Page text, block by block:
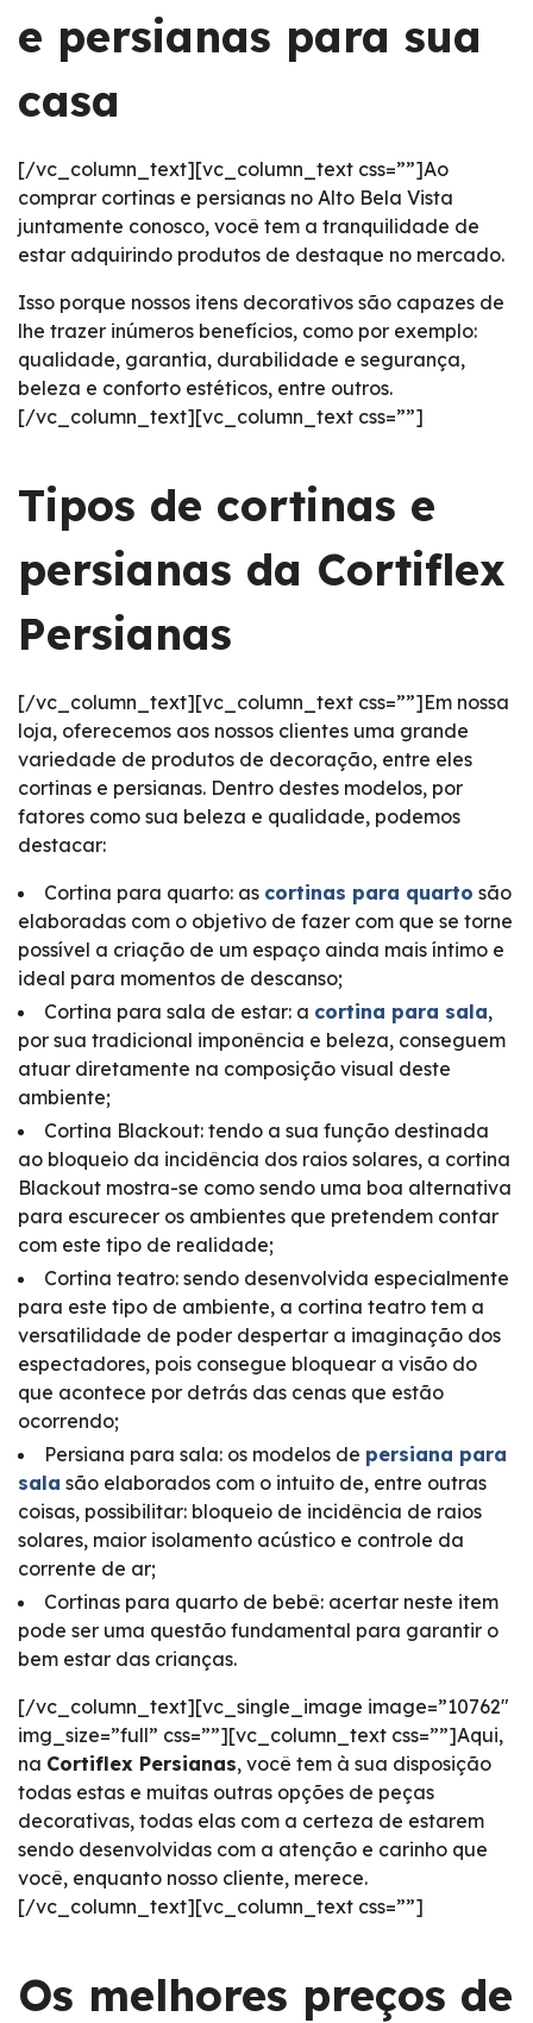
e persianas para sua
casa
[/vc_column_text][vc_column_text css=””]Ao
comprar cortinas e persianas no Alto Bela Vista
juntamente conosco, você tem a tranquilidade de
estar adquirindo produtos de destaque no mercado.
Isso porque nossos itens decorativos são capazes de
lhe trazer inúmeros benefícios, como por exemplo:
qualidade, garantia, durabilidade e segurança,
beleza e conforto estéticos, entre outros.
[/vc_column_text][vc_column_text css=””]
Tipos de cortinas e
persianas da Cortiflex
Persianas
[/vc_column_text][vc_column_text css=””]Em nossa
loja, oferecemos aos nossos clientes uma grande
variedade de produtos de decoração, entre eles
cortinas e persianas. Dentro destes modelos, por
fatores como sua beleza e qualidade, podemos
destacar:
Cortina para quarto: as cortinas para quarto são
elaboradas com o objetivo de fazer com que se torne
possível a criação de um espaço ainda mais íntimo e
ideal para momentos de descanso;
Cortina para sala de estar: a cortina para sala,
por sua tradicional imponência e beleza, conseguem
atuar diretamente na composição visual deste
ambiente;
Cortina Blackout: tendo a sua função destinada
ao bloqueio da incidência dos raios solares, a cortina
Blackout mostra-se como sendo uma boa alternativa
para escurecer os ambientes que pretendem contar
com este tipo de realidade;
Cortina teatro: sendo desenvolvida especialmente
para este tipo de ambiente, a cortina teatro tem a
versatilidade de poder despertar a imaginação dos
espectadores, pois consegue bloquear a visão do
que acontece por detrás das cenas que estão
ocorrendo;
Persiana para sala: os modelos de persiana para
sala são elaborados com o intuito de, entre outras
coisas, possibilitar: bloqueio de incidência de raios
solares, maior isolamento acústico e controle da
corrente de ar;
Cortinas para quarto de bebê: acertar neste item
pode ser uma questão fundamental para garantir o
bem estar das crianças.
[/vc_column_text][vc_single_image image=”10762″
img_size=”full” css=””][vc_column_text css=””]Aqui,
na Cortiflex Persianas, você tem à sua disposição
todas estas e muitas outras opções de peças
decorativas, todas elas com a certeza de estarem
sendo desenvolvidas com a atenção e carinho que
você, enquanto nosso cliente, merece.
[/vc_column_text][vc_column_text css=””]
Os melhores preços de